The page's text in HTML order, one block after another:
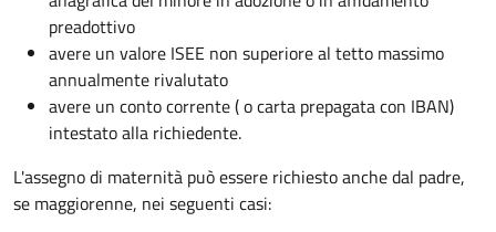
preadottivo
avere un valore ISEE non superiore al tetto massimo
annualmente rivalutato
avere un conto corrente ( o carta prepagata con IBAN)
intestato alla richiedente.
L'assegno di maternità può essere richiesto anche dal padre,
se maggiorenne, nei seguenti casi: